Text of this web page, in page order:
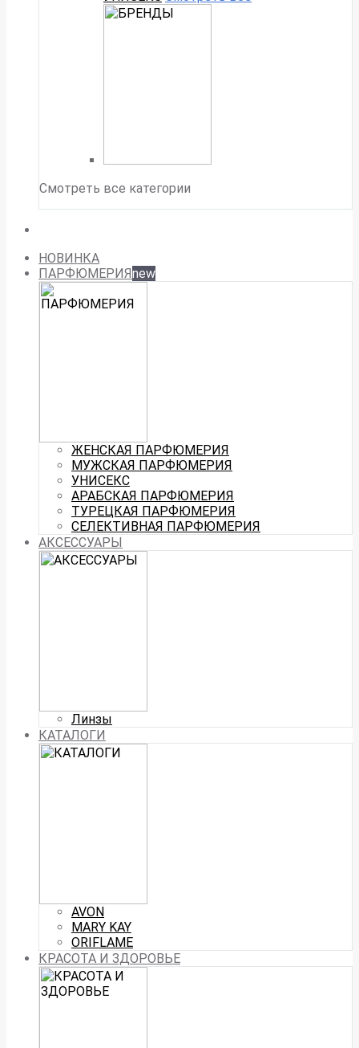
Смотреть все категории
НОВИНКА
ПАРФЮМЕРИЯnew
ЖЕНСКАЯ ПАРФЮМЕРИЯ
МУЖСКАЯ ПАРФЮМЕРИЯ
УНИСЕКС
АРАБСКАЯ ПАРФЮМЕРИЯ
ТУРЕЦКАЯ ПАРФЮМЕРИЯ
СЕЛЕКТИВНАЯ ПАРФЮМЕРИЯ
АКСЕССУАРЫ
Линзы
КАТАЛОГИ
AVON
MARY KAY
ORIFLAME
КРАСОТА И ЗДОРОВЬЕ